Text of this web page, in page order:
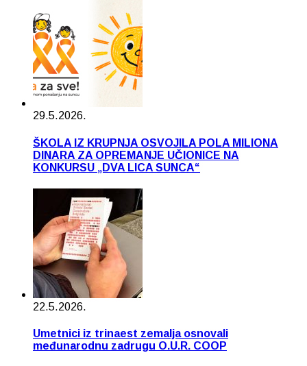
29.5.2026.
ŠKOLA IZ KRUPNJA OSVOJILA POLA MILIONA
DINARA ZA OPREMANJE UČIONICE NA
KONKURSU „DVA LICA SUNCA“
22.5.2026.
Umetnici iz trinaest zemalja osnovali
međunarodnu zadrugu O.U.R. COOP